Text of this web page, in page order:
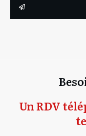
Un RDV